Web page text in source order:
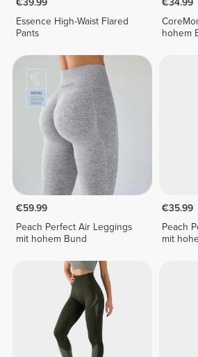
€39.99
Essence High-Waist Flared
Pants
€34.99
hohem
€59.99
Peach Perfect Air Leggings
mit hohem Bund
€35.99
Peach
mit